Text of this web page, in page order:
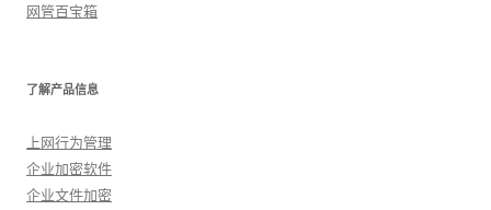
网管百宝箱
了解产品信息
上网行为管理
企业加密软件
企业文件加密